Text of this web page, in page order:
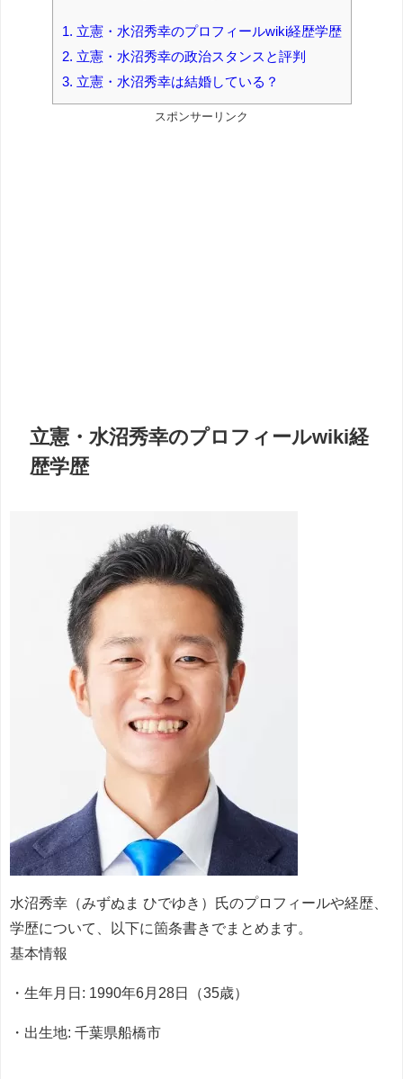
1. 立憲・水沼秀幸のプロフィールwiki経歴学歴
2. 立憲・水沼秀幸の政治スタンスと評判
3. 立憲・水沼秀幸は結婚している？
スポンサーリンク
立憲・水沼秀幸のプロフィールwiki経
歴学歴
水沼秀幸（みずぬま ひでゆき）氏のプロフィールや経歴、
学歴について、以下に箇条書きでまとめます。
基本情報
・生年月日: 1990年6月28日（35歳）
・出生地: 千葉県船橋市